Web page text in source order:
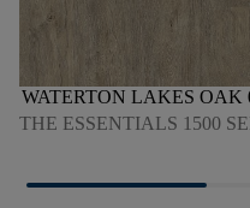
WATERTON LAKES OAK
THE ESSENTIALS 1500